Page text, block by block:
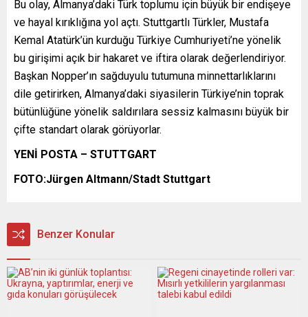
Bu olay, Almanya’daki Türk toplumu için büyük bir endişeye
ve hayal kırıklığına yol açtı. Stuttgartlı Türkler, Mustafa
Kemal Atatürk’ün kurduğu Türkiye Cumhuriyeti’ne yönelik
bu girişimi açık bir hakaret ve iftira olarak değerlendiriyor.
Başkan Nopper’ın sağduyulu tutumuna minnettarlıklarını
dile getirirken, Almanya’daki siyasilerin Türkiye’nin toprak
bütünlüğüne yönelik saldırılara sessiz kalmasını büyük bir
çifte standart olarak görüyorlar.
YENİ POSTA – STUTTGART
FOTO:Jürgen Altmann/Stadt Stuttgart
Benzer Konular